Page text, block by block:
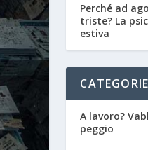
Perché ad
triste? La
estiva
CATEGORIE
A lavoro?
peggio